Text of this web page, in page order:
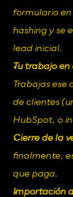
formulario en
hashing y se
lead inicial.
Tu trabajo en
Trabajas ese
de clientes
HubSpot, o
Cierre de la
finalmente,
que paga.
Importación